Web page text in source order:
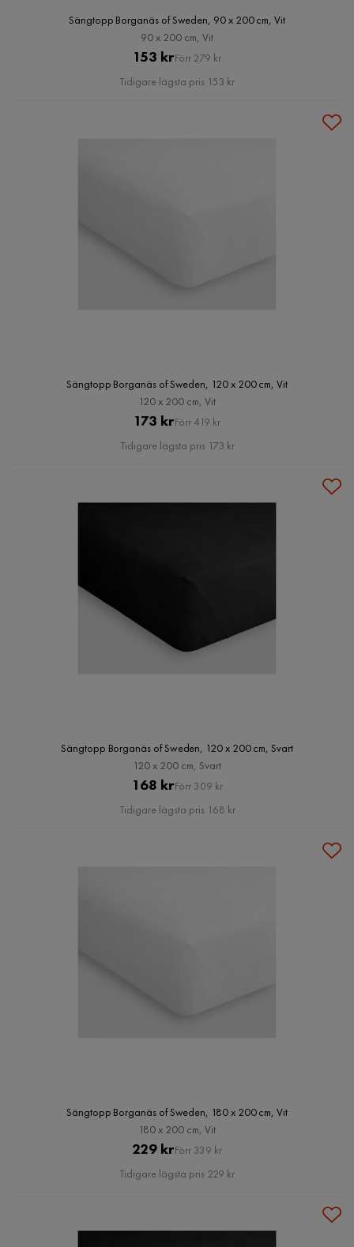
Sängtopp Borganäs of Sweden, 90 x 200 cm, Vit
90 x 200 cm, Vit
Pris
153 krOriginal
Pris
Förr 279 kr
Tidigare lägsta pris 153 kr
Sängtopp Borganäs of Sweden, 120 x 200 cm, Vit
120 x 200 cm, Vit
Pris
173 krOriginal
Pris
Förr 419 kr
Tidigare lägsta pris 173 kr
Sängtopp Borganäs of Sweden, 120 x 200 cm, Svart
120 x 200 cm, Svart
Pris
168 krOriginal
Pris
Förr 309 kr
Tidigare lägsta pris 168 kr
Sängtopp Borganäs of Sweden, 180 x 200 cm, Vit
180 x 200 cm, Vit
Pris
229 krOriginal
Pris
Förr 339 kr
Tidigare lägsta pris 229 kr